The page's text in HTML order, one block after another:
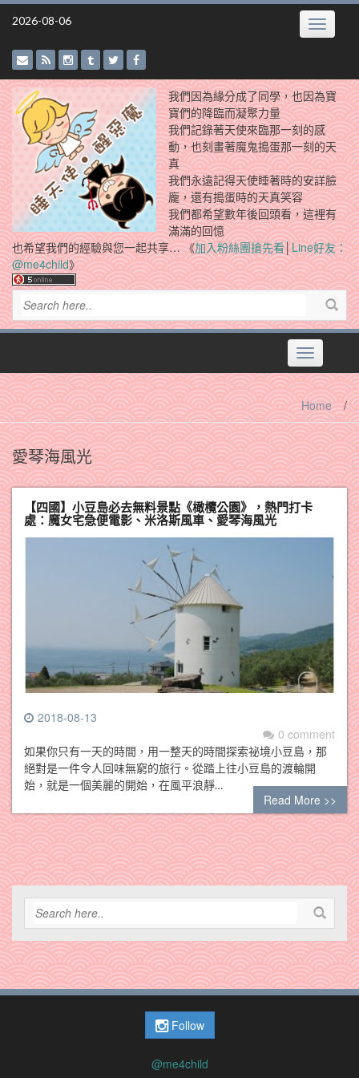
Skip
2026-08-06 Toggle
我們因為緣分成了同學，也因為寶
寶們的降臨而凝聚力量
我們記錄著天使來臨那一刻的感
動，也刻畫著魔鬼搗蛋那一刻的天
真
我們永遠記得天使睡著時的安詳臉
龐，還有搗蛋時的天真笑容
我們都希望數年後回頭看，這裡有
滿滿的回憶
也希望我們的經驗與您一起共享… 《加入粉絲團搶先看│Line好友：
@me4child》
Toggle
navigation
Home /
愛琴海風光
【四國】小豆島必去無料景點《橄欖公園》，熱門打卡
處：魔女宅急便電影、米洛斯風車、愛琴海風光
2018-08-13
0 comment
如果你只有一天的時間，用一整天的時間探索祕境小豆島，那
絕對是一件令人回味無窮的旅行。從踏上往小豆島的渡輪開
始，就是一個美麗的開始，在風平浪靜…
Read More >>
Follow
@me4child